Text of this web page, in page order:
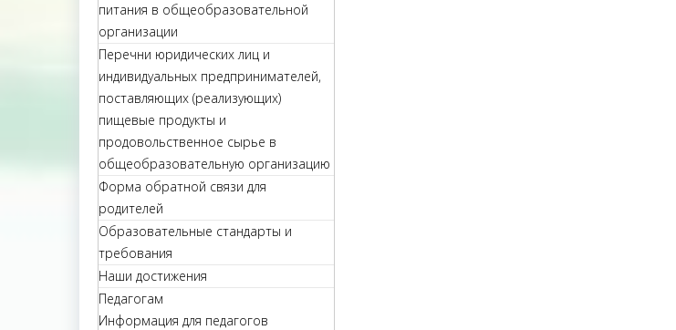
питания в общеобразовательной
организации
Перечни юридических лиц и
индивидуальных предпринимателей,
поставляющих (реализующих)
пищевые продукты и
продовольственное сырье в
общеобразовательную организацию
Форма обратной связи для
родителей
Образовательные стандарты и
требования
Наши достижения
Педагогам
Информация для педагогов